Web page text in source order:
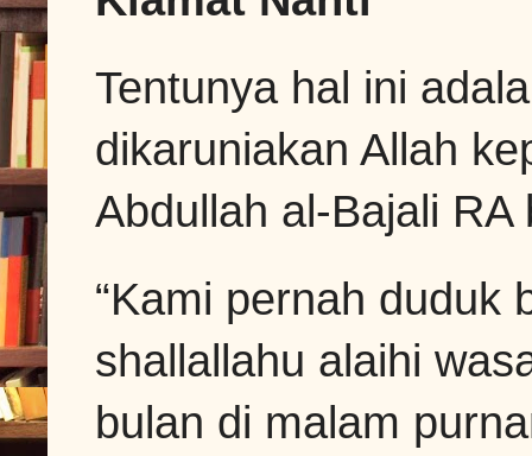
Tentunya hal ini
dikaruniakan Allah
Abdullah al-Bajali RA
“Kami pernah duduk
shallallahu alaihi
bulan di malam